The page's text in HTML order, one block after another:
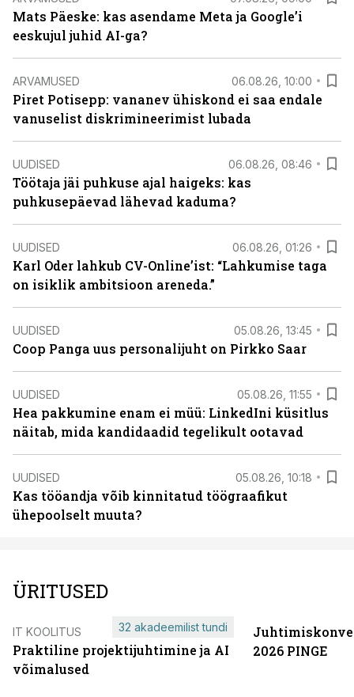
Mats Päeske: kas asendame Meta ja Google’i
eeskujul juhid AI-ga?
ARVAMUSED 06.08.26, 10:00
Piret Potisepp: vananev ühiskond ei saa endale
vanuselist diskrimineerimist lubada
UUDISED 06.08.26, 08:46
Töötaja jäi puhkuse ajal haigeks: kas
puhkusepäevad lähevad kaduma?
UUDISED 06.08.26, 01:26
Karl Oder lahkub CV-Online’ist: “Lahkumise taga
on isiklik ambitsioon areneda.”
UUDISED 05.08.26, 13:45
Coop Panga uus personalijuht on Pirkko Saar
UUDISED 05.08.26, 11:55
Hea pakkumine enam ei müü: LinkedIni küsitlus
näitab, mida kandidaadid tegelikult ootavad
UUDISED 05.08.26, 10:18
Kas tööandja võib kinnitatud töögraafikut
ühepoolselt muuta?
ÜRITUSED
IT KOOLITUS
Praktiline projektijuhtimine ja AI
võimalused
32 akadeemilist tundi
2026 PINGE